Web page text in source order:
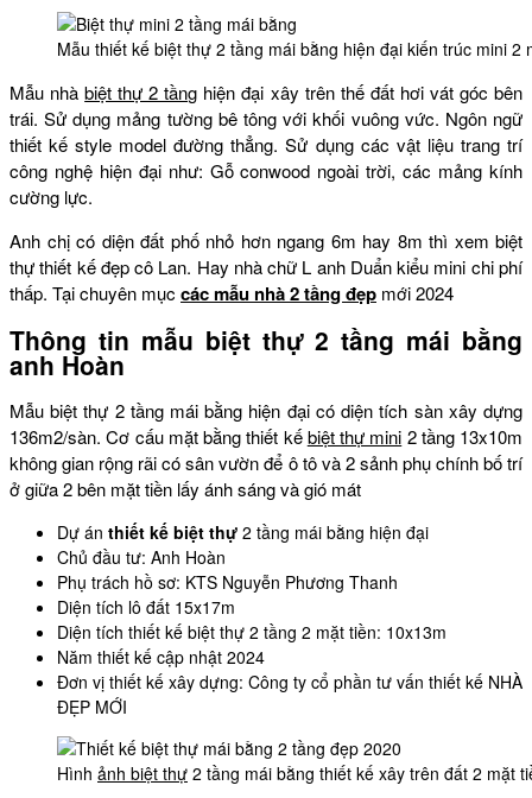
Mẫu thiết kế biệt thự 2 tầng mái bằng hiện đại kiến trúc mini 2
Mẫu nhàbiệt thự 2 tầng hiện đại xây trên thế đất hơi vát góc bên
trái. Sử dụng mảng tường bê tông với khối vuông vức. Ngôn ngữ
thiết kế style model đường thẳng. Sử dụng các vật liệu trang trí
công nghệ hiện đại như: Gỗ conwood ngoài trời, các mảng kính
cường lực.
Anh chị có diện đất phố nhỏ hơn ngang 6m hay 8m thì xem biệt
thự thiết kế đẹp cô Lan. Hay nhà chữ L anh Duẩn kiểu mini chi phí
thấp. Tại chuyên mục các mẫu nhà 2 tầng đẹp mới 2024
Thông tin mẫu biệt thự 2 tầng mái bằng
anh Hoàn
Mẫu biệt thự 2 tầng mái bằng hiện đại có diện tích sàn xây dựng
136m2/sàn. Cơ cấu mặt bằng thiết kếbiệt thự mini 2 tầng 13x10m
không gian rộng rãi có sân vườn để ô tô và 2 sảnh phụ chính bố trí
ở giữa 2 bên mặt tiền lấy ánh sáng và gió mát
Dự án thiết kế biệt thự 2 tầng mái bằng hiện đại
Chủ đầu tư: Anh Hoàn
Phụ trách hồ sơ: KTS Nguyễn Phương Thanh
Diện tích lô đất 15x17m
Diện tích thiết kế biệt thự 2 tầng 2 mặt tiền: 10x13m
Năm thiết kế cập nhật 2024
Đơn vị thiết kế xây dựng: Công ty cổ phần tư vấn thiết kế NHÀ
ĐẸP MỚI
Hình ảnh biệt thự 2 tầng mái bằng thiết kế xây trên đất 2 mặt